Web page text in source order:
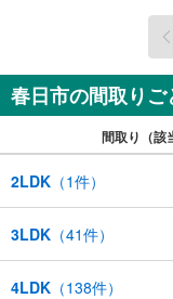
春日市の間取り
間取り（該
2LDK （1件）
3LDK （41件）
4LDK （138件）